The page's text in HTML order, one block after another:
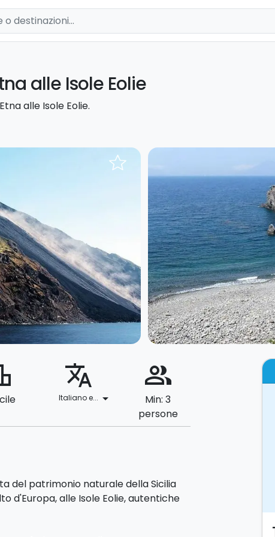
alle Isole Eolie
alle Isole Eolie.
translate
Italiano e... arrow_drop_down
people_alt
Min: 3
persone
del patrimonio naturale della Sicilia
d'Europa, alle Isole Eolie, autentiche